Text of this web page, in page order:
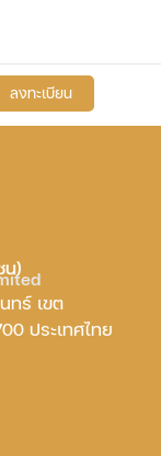
ลงทะเบียน
น)
ทร์ เขต
ประเทศไทย